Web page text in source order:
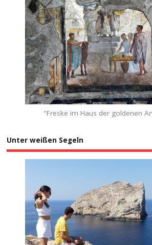
"Freske im Haus der goldenen
Unter weißen Segeln